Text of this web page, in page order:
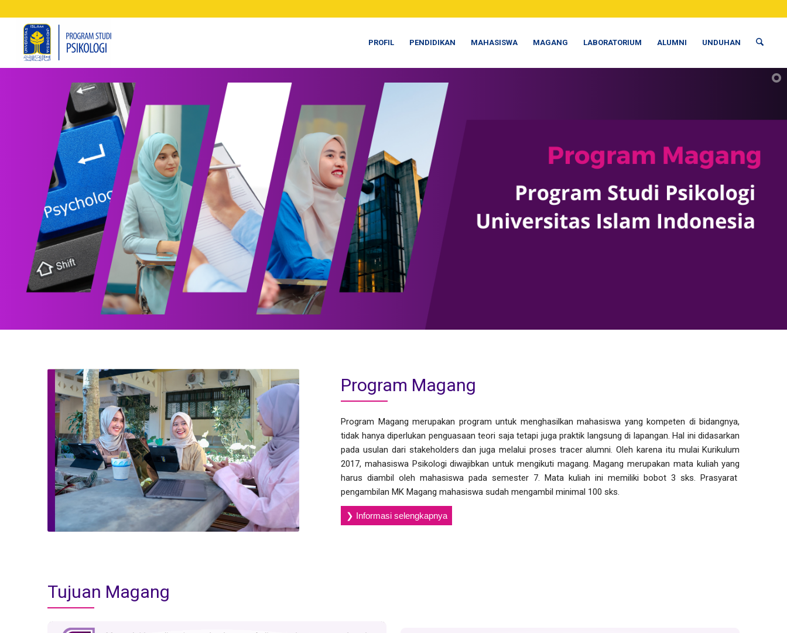
PROFIL PENDIDIKAN MAHASISWA MAGANG LABORATORIUM ALUMNI UNDUHAN
Program Magang
Program Magang merupakan program untuk menghasilkan mahasiswa yang kompeten di bidangnya,
tidak hanya diperlukan penguasaan teori saja tetapi juga praktik langsung di lapangan. Hal ini didasarkan
pada usulan dari stakeholders dan juga melalui proses tracer alumni. Oleh karena itu mulai Kurikulum
2017, mahasiswa Psikologi diwajibkan untuk mengikuti magang. Magang merupakan mata kuliah yang
harus diambil oleh mahasiswa pada semester 7. Mata kuliah ini memiliki bobot 3 sks. Prasyarat
pengambilan MK Magang mahasiswa sudah mengambil minimal 100 sks.
Tujuan Magang